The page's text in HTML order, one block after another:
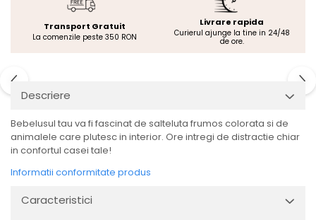
Transport Gratuit
La comenzile peste 350 RON
Livrare rapida
Curierul ajunge la tine in 24/48
de ore.
Descriere
Bebelusul tau va fi fascinat de salteluta frumos colorata si de
animalele care plutesc in interior. Ore intregi de distractie chiar
in confortul casei tale!
Informatii conformitate produs
Caracteristici